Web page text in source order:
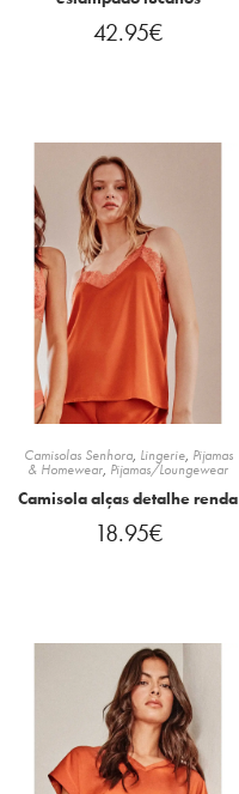
42.95€
Camisolas Senhora, Lingerie, Pijamas
& Homewear, Pijamas/Loungewear
Camisola alças detalhe renda
18.95€